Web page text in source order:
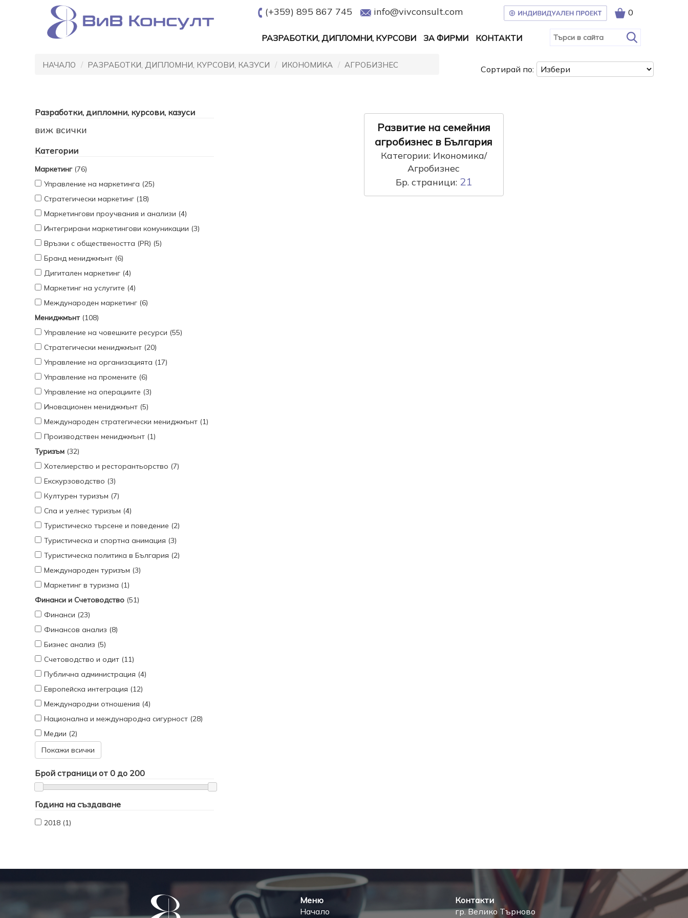
(+359) 895 867 745 info@vivconsult.com 0
РАЗРАБОТКИ, ДИПЛОМНИ, КУРСОВИ ЗА ФИРМИ КОНТАКТИ
НАЧАЛО РАЗРАБОТКИ, ДИПЛОМНИ, КУРСОВИ, КАЗУСИ ИКОНОМИКА АГРОБИЗНЕС Сортирай по:
Разработки, дипломни, курсови, казуси
виж всички
Категории
Маркетинг(76)
Управление на маркетинга (25)
Стратегически маркетинг (18)
Маркетингови проучвания и анализи (4)
Интегрирани маркетингови комуникации (3)
Връзки с обществеността (PR) (5)
Бранд мениджмънт (6)
Дигитален маркетинг (4)
Маркетинг на услугите (4)
Международен маркетинг (6)
Мениджмънт(108)
Управление на човешките ресурси (55)
Стратегически мениджмънт (20)
Управление на организацията (17)
Управление на промените (6)
Управление на операциите (3)
Иновационен мениджмънт (5)
Международен стратегически мениджмънт (1)
Производствен мениджмънт (1)
Туризъм(32)
Хотелиерство и ресторантьорство (7)
Екскурзоводство (3)
Културен туризъм (7)
Спа и уелнес туризъм (4)
Туристическо търсене и поведение (2)
Туристическа и спортна анимация (3)
Туристическа политика в България (2)
Международен туризъм (3)
Маркетинг в туризма (1)
Финанси и Счетоводство(51)
Финанси (23)
Финансов анализ (8)
Бизнес анализ (5)
Счетоводство и одит (11)
Публична администрация (4)
Европейска интеграция (12)
Международни отношения (4)
Национална и международна сигурност (28)
Медии (2)
Покажи всички
Брой страници от 0до 200
Година на създаване
2018 (1)
Развитие на семейния
агробизнес в България
Категории: Икономика/
Агробизнес
Бр. страници: 21
Меню
Начало
Контакти
гр. Велико Търново